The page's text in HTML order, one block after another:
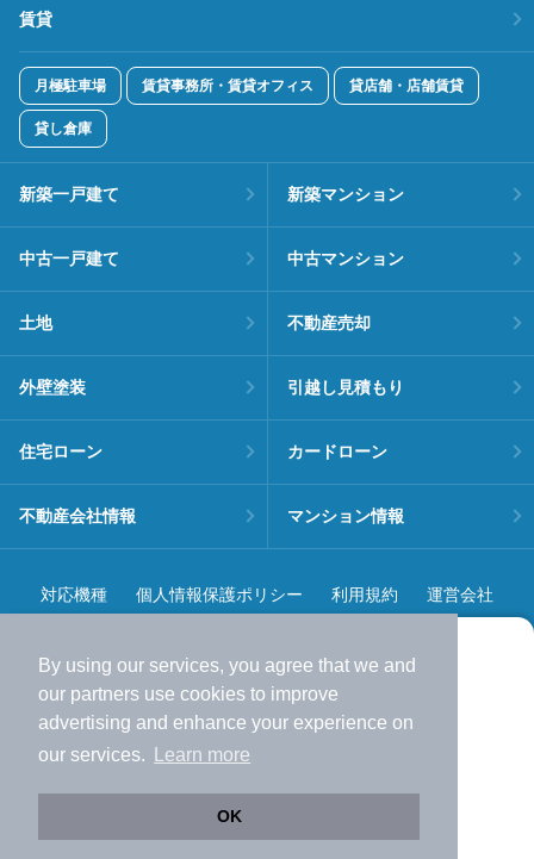
By using our services, you agree that we and
our partners use cookies to improve
advertising and enhance your experience on
our services.
Learn more
OK
より使いやすくなった
アプリで物件探ししませんか？
サクサク動く地図で物件検索
賃貸
月極駐車場 賃貸事務所・賃貸オフィス 貸店舗・店舗賃貸
貸し倉庫
新築一戸建て 新築マンション
中古一戸建て 中古マンション
土地 不動産売却
外壁塗装 引越し見積もり
住宅ローン カードローン
不動産会社情報 マンション情報
対応機種 個人情報保護ポリシー 利用規約 運営会社
©NIFTY Lifestyle Co., Ltd.